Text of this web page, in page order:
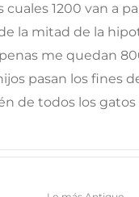
cuales 1200 van a
la mitad de la
me quedan
pasan los fines
de todos los